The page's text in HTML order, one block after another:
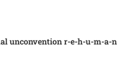
virtual unconvention r-e-h-u-m-a-n